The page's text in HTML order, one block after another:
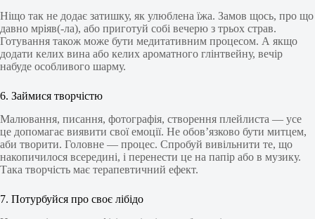
Ніщо так не додає затишку, як улюблена їжа. Замов щось, про що
давно мріяв(-ла), або приготуй собі вечерю з трьох страв.
Готування також може бути медитативним процесом. А якщо
додати келих вина або келих ароматного глінтвейну, вечір
набуде особливого шарму.
6. Займися творчістю
Малювання, писання, фотографія, створення плейлиста — усе
це допомагає виявити свої емоції. Не обов’язково бути митцем,
аби творити. Головне — процес. Спробуй вивільнити те, що
накопичилося всередині, і перенести це на папір або в музику.
Така творчість має терапевтичний ефект.
7. Потурбуйся про своє лібідо